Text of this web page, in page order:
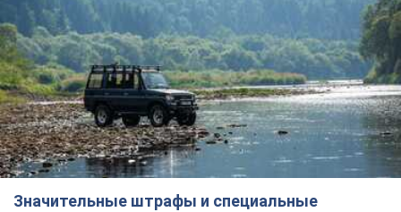
Значительные штрафы и специальные